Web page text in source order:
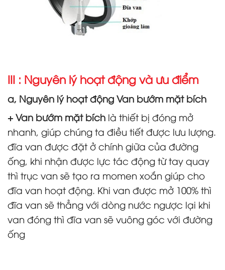
III : Nguyên lý hoạt động và ưu điểm
a, Nguyên lý hoạt động Van bướm mặt bích
+ Van bướm mặt bích là thiết bị đóng mở
nhanh, giúp chúng ta điều tiết được lưu lượng.
đĩa van được đặt ở chính giữa của đường
ống, khi nhận được lực tác động từ tay quay
thì trục van sẽ tạo ra momen xoắn giúp cho
đĩa van hoạt động. Khi van được mở 100% thì
đĩa van sẽ thẳng với dòng nước ngược lại khi
van đóng thì đĩa van sẽ vuông góc với đường
ống